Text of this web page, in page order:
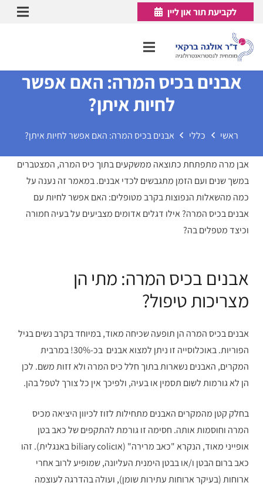
לקביעת תור און ליין
אבנים בכיס המרה: האם אפשר
לחיות איתן?
ראשי כללי אבנים בכיס המרה: האם אפשר לחיות איתן?
אבן מרה מתפתחת כתוצאה ממשקעים בתוך כיס המרה, המצטברים
במשך שנים ועם הזמן מתגבשים לכדי אבנים. במאמר זה נענה על
כמה מהשאלות הנפוצות בקרב מטופלים: האם אפשר לחיות עם
אבנים בכיס המרה? אילו דגלים אדומים מצביעים על בעיה חמורה
וכיצד מטפלים בה?
אבנים בכיס המרה: מתי הן
מצריכות טיפול?
אבנים בכיס המרה הן תופעה שכיחה מאוד, במיוחד בקרב נשים בגיל
הפוריות. באוכלוסייה זו ניתן למצוא אבנים בכ-30%! במרבית
המקרים, האבנים נשארות בתוך חלל כיס המרה ולא זזות משם. לכן
הן לא גורמות לשום תסמין או בעיה, ולפיכך אין כל צורך לטפל בהן.
בחלק קטן מהמקרים האבנים מתחילות לזוז לכיוון היציאה מכיס
המרה וחוסמות אותה. חסימה זו גורמת להתקפים של כאב בטן
אופייני מאוד, הנקרא "כאב מרירה" (אוbiliary colic באנגלית). זהו
כאב ברום הבטן ו/או בבטן הימנית העליונה, שמופיע לרוב אחרי
ארוחות (בעיקר ארוחות עתירות שומן), ועולה בהדרגה לעוצמה